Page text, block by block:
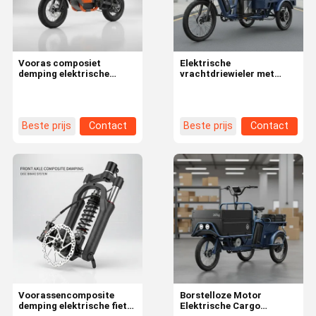
Huis Video's Over Ons
Elektrische
vrachtdriewieler met
vrachtdistributie
Beste prijs Contact
Vooras composiet
demping elektrische
stadsbezorgtoepassingen
Beste prijs Contact
Borstelloze Motor
Elektrische Cargo
Voorassencomposite
demping elektrische fiets